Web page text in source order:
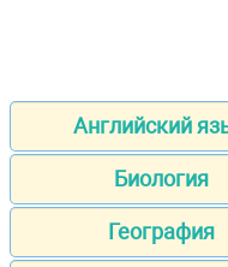
Английский
Биология
География